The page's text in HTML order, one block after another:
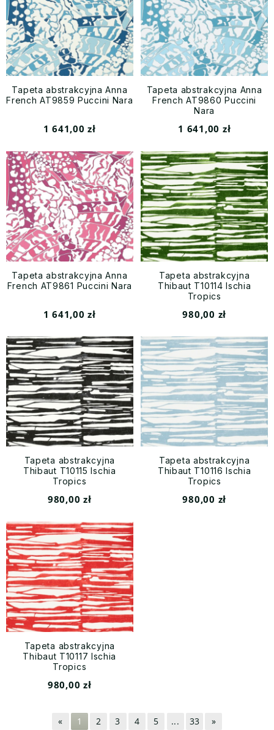
Tapeta abstrakcyjna Anna
French AT9859 Puccini Nara
1 641,00 zł
Tapeta abstrakcyjna Anna
French AT9860 Puccini
Nara
1 641,00 zł
Tapeta abstrakcyjna Anna
French AT9861 Puccini Nara
1 641,00 zł
Tapeta abstrakcyjna
Thibaut T10114 Ischia
Tropics
980,00 zł
Tapeta abstrakcyjna
Thibaut T10115 Ischia
Tropics
980,00 zł
Tapeta abstrakcyjna
Thibaut T10116 Ischia
Tropics
980,00 zł
Tapeta abstrakcyjna
Thibaut T10117 Ischia
Tropics
980,00 zł
« 1 2 3 4 5 ... 33 »